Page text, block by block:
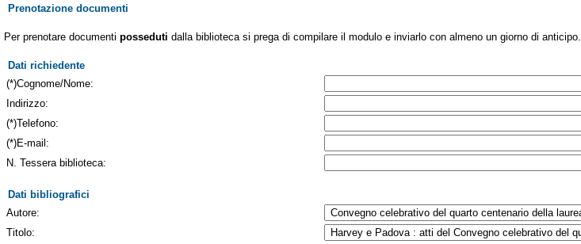
Prenotazione documenti
Per prenotare documenti posseduti dalla biblioteca si prega di compilare il modulo e inviarlo con almeno un giorno di anticipo.
Dati richiedente
(*)Cognome/Nome:
Indirizzo:
(*)Telefono:
(*)E-mail:
N. Tessera biblioteca:
Dati bibliografici
Autore:
Titolo: